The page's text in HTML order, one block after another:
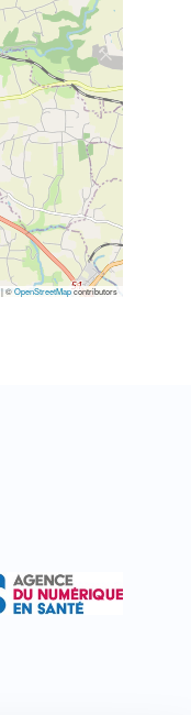
|©OpenStreetMapcontributors